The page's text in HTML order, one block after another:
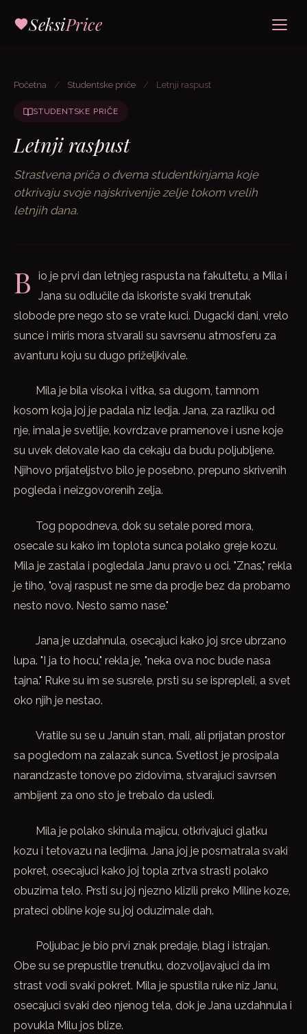
SeksiPrice
Početna / Studentske priče / Letnji raspust
STUDENTSKE PRIČE
Letnji raspust
Strastvena priča o dvema studentkinjama koje
otkrivaju svoje najskrivenije zelje tokom vrelih
letnjih dana.
B
io je prvi dan letnjeg raspusta na fakultetu, a Mila i
Jana su odlučile da iskoriste svaki trenutak
slobode pre nego sto se vrate kuci. Dugacki dani, vrelo
sunce i miris mora stvarali su savrsenu atmosferu za
avanturu koju su dugo priželjkivale.
Mila je bila visoka i vitka, sa dugom, tamnom
kosom koja joj je padala niz ledja. Jana, za razliku od
nje, imala je svetlije, kovrdzave pramenove i usne koje
su uvek delovale kao da cekaju da budu poljubljene.
Njihovo prijateljstvo bilo je posebno, prepuno skrivenih
pogleda i neizgovorenih zelja.
Tog popodneva, dok su setale pored mora,
osecale su kako im toplota sunca polako greje kozu.
Mila je zastala i pogledala Janu pravo u oci. "Znas," rekla
je tiho, "ovaj raspust ne sme da prodje bez da probamo
nesto novo. Nesto samo nase."
Jana je uzdahnula, osecajuci kako joj srce ubrzano
lupa. "I ja to hocu," rekla je, "neka ova noc bude nasa
tajna." Ruke su im se susrele, prsti su se isprepleli, a svet
oko njih je nestao.
Vratile su se u Januin stan, mali, ali prijatan prostor
sa pogledom na zalazak sunca. Svetlost je prosipala
narandzaste tonove po zidovima, stvarajuci savrsen
ambijent za ono sto je trebalo da usledi.
Mila je polako skinula majicu, otkrivajuci glatku
kozu i tetovazu na ledjima. Jana joj je posmatrala svaki
pokret, osecajuci kako joj topla zrtva strasti polako
obuzima telo. Prsti su joj njezno klizili preko Miline koze,
prateci obline koje su joj oduzimale dah.
Poljubac je bio prvi znak predaje, blag i istrajan.
Obe su se prepustile trenutku, dozvoljavajuci da im
strast vodi svaki pokret. Mila je spustila ruke niz Janu,
osecajuci svaki deo njenog tela, dok je Jana uzdahnula i
povukla Milu jos blize.